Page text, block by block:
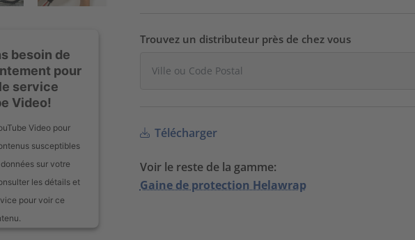
besoin de
pour
service
Video!
Video pour
susceptibles
sur votre
les détails et
pour voir ce
Trouvez un distributeur près de chez vous
Télécharger
Voir le reste de la gamme:
Gaine de protection Helawrap